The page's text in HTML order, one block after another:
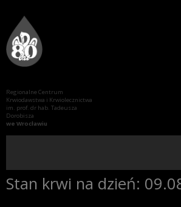
Regionalne Centrum
Krwiodawstwa i Krwiolecznictwa
im. prof. dr hab. Tadeusza
Dorobisza
we Wrocławiu
Stan krwi na dzień: